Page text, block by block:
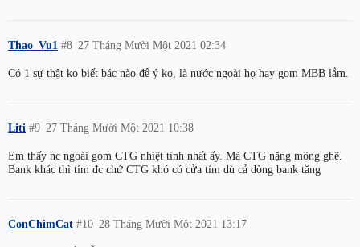
Thao_Vu1 27 Tháng Mười Một 2021 02:34
#8
Có 1 sự thật ko biết bác nào để ý ko, là nước ngoài họ hay gom MBB lắm.
Liti 27 Tháng Mười Một 2021 10:38
#9
Em thấy nc ngoài gom CTG nhiệt tình nhất ấy. Mà CTG nặng mông ghê.
Bank khác thì tím đc chứ CTG khó có cửa tím dù cả dòng bank tăng
ConChimCat 28 Tháng Mười Một 2021 13:17
#10